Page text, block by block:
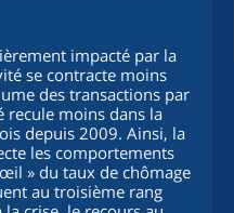
impacté par la
se contracte moins
des transactions par
recule moins dans la
depuis 2009. Ainsi, la
les comportements
» du taux de chômage
au troisième rang